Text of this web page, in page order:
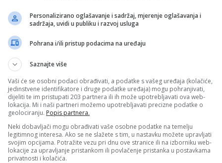
je da o tome detaljnije govorimo. Poruke koje dolaze iz
nedavnog zasjedanja u Istočnom Sarajevu odlučili da
Republike Srpske.
- OGLAS -
Personalizirano oglašavanje i sadržaj, mjerenje oglašavanja i
sadržaja, uvidi u publiku i razvoj usluga
Pohrana i/ili pristup podacima na uređaju
Saznajte više
Vaši će se osobni podaci obrađivati, a podatke s vašeg uređaja (kolačiće,
jedinstvene identifikatore i druge podatke uređaja) mogu pohranjivati,
dijeliti te im pristupati 203 partnera ili ih može upotrebljavati ova web-
lokacija. Mi i naši partneri možemo upotrebljavati precizne podatke o
geolociranju. Popis partnera.
Neki dobavljači mogu obrađivati vaše osobne podatke na temelju
legitimnog interesa. Ako se ne slažete s tim, u nastavku možete upravljati
svojim opcijama. Potražite vezu pri dnu ove stranice ili na izborniku web-
lokacije za upravljanje pristankom ili povlačenje pristanka u postavkama
privatnosti i kolačića.